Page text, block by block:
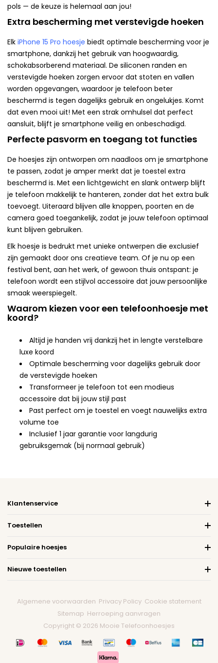
pols — de keuze is helemaal aan jou!
Extra bescherming met verstevigde hoeken
Elk iPhone 15 Pro hoesje biedt optimale bescherming voor je
smartphone, dankzij het gebruik van hoogwaardig,
schokabsorberend materiaal. De siliconen randen en
verstevigde hoeken zorgen ervoor dat stoten en vallen
worden opgevangen, waardoor je telefoon beter
beschermd is tegen dagelijks gebruik en ongelukjes. Komt
dat even mooi uit! Met een strak omhulsel dat perfect
aansluit, blijft je smartphone veilig en onbeschadigd.
Perfecte pasvorm en toegang tot functies
De hoesjes zijn ontworpen om naadloos om je smartphone
te passen, zodat je amper merkt dat je toestel extra
beschermd is. Met een lichtgewicht en slank ontwerp blijft
je telefoon makkelijk te hanteren, zonder dat het extra bulk
toevoegt. Uiteraard blijven alle knoppen, poorten en de
camera goed toegankelijk, zodat je jouw telefoon optimaal
kunt blijven gebruiken.
Elk hoesje is bedrukt met unieke ontwerpen die exclusief
zijn gemaakt door ons creatieve team. Of je nu op een
festival bent, aan het werk, of gewoon thuis ontspant: je
telefoon wordt een stijlvol accessoire dat jouw persoonlijke
smaak weerspiegelt.
Waarom kiezen voor een telefoonhoesje met
koord?
Altijd je handen vrij dankzij het in lengte verstelbare
luxe koord
Optimale bescherming voor dagelijks gebruik door
de verstevigde hoeken
Transformeer je telefoon tot een modieus
accessoire dat bij jouw stijl past
Past perfect om je toestel en voegt nauwelijks extra
volume toe
Inclusief 1 jaar garantie voor langdurig
gebruiksgemak (bij normaal gebruik)
Klantenservice
Toestellen
Populaire hoesjes
Nieuwe toestellen
Algemene voorwaarden Privacy Policy Cookie statement
Sitemap Herroeping aanvragen
Copyright © 2026 Mooie Telefoonhoesjes